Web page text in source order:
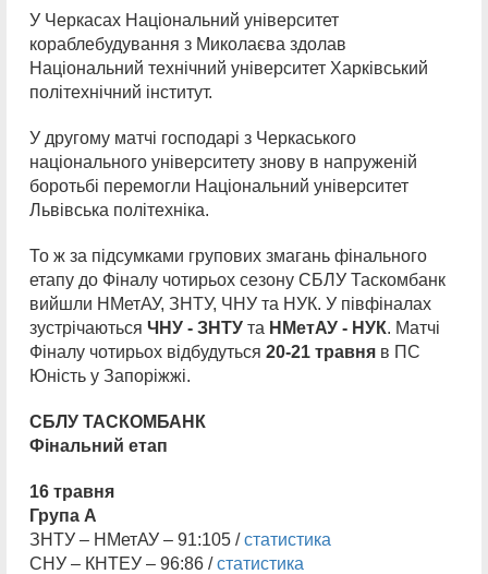
У Черкасах Національний університет
кораблебудування з Миколаєва здолав
Національний технічний університет Харківський
політехнічний інститут.
У другому матчі господарі з Черкаського
національного університету знову в напруженій
боротьбі перемогли Національний університет
Львівська політехніка.
То ж за підсумками групових змагань фінального
етапу до Фіналу чотирьох сезону СБЛУ Таскомбанк
вийшли НМетАУ, ЗНТУ, ЧНУ та НУК. У півфіналах
зустрічаються ЧНУ - ЗНТУ та НМетАУ - НУК. Матчі
Фіналу чотирьох відбудуться 20-21 травня в ПС
Юність у Запоріжжі.
СБЛУ ТАСКОМБАНК
Фінальний етап
16 травня
Група А
ЗНТУ – НМетАУ – 91:105 /статистика
СНУ – КНТЕУ – 96:86 /статистика